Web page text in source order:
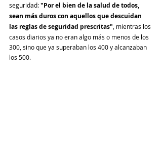
seguridad: "Por el bien de la salud de todos,
sean más duros con aquellos que descuidan
las reglas de seguridad prescritas" , mientras los
casos diarios ya no eran algo más o menos de los
300, sino que ya superaban los 400 y alcanzaban
los 500.